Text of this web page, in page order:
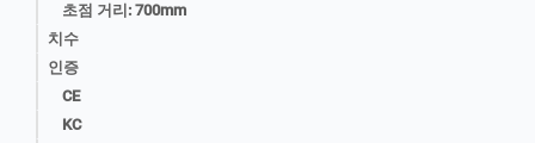
초점 거리: 700mm
치수
인증
CE
KC